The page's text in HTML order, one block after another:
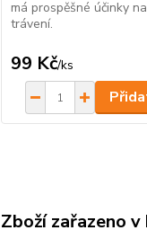
má prospěšné účinky
trávení.
99 Kč/ks
Zboží zařazeno